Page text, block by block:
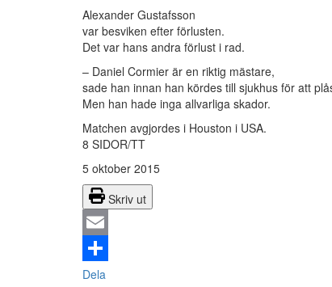
Alexander Gustafsson
var besviken efter förlusten.
Det var hans andra förlust i rad.
– Daniel Cormier är en riktig mästare,
sade han innan han kördes till sjukhus för att
Men han hade inga allvarliga skador.
Matchen avgjordes i Houston i USA.
8 SIDOR/TT
5 oktober 2015
Skriv ut
Email
Dela